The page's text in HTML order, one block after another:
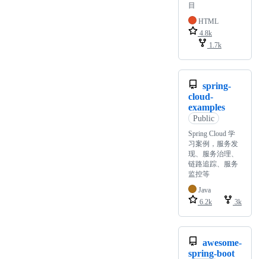
目
HTML
4.8k
1.7k
spring-
cloud-
examples
Public
Spring Cloud 学
习案例，服务发
现、服务治理、
链路追踪、服务
监控等
Java
6.2k
3k
awesome-
spring-boot